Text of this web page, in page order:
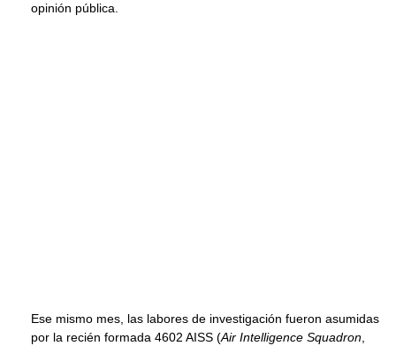
opinión pública.
Ese mismo mes, las labores de investigación fueron asumidas
por la recién formada 4602 AISS (Air Intelligence Squadron,